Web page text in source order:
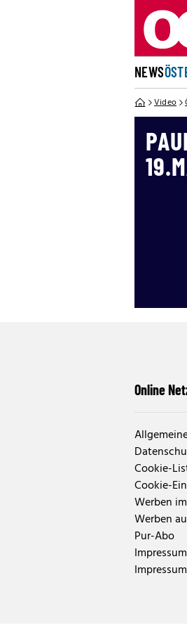
NEWS
Video
Online
Cookie-
Cookie-
Werben
Werben
Pur-Abo